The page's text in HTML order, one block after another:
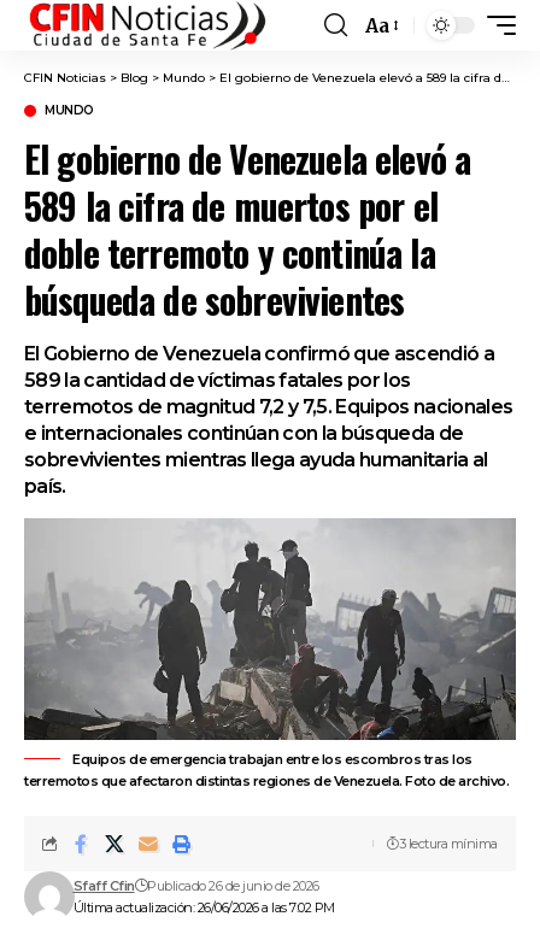
Font
Resizer
Aa
CFIN Noticias > Blog > Mundo > El gobierno de Venezuela elevó a 589 la cifra de muertos por el doble terremoto y continúa la búsqueda de sobrevivientes
MUNDO
El gobierno de Venezuela elevó a
589 la cifra de muertos por el
doble terremoto y continúa la
búsqueda de sobrevivientes
El Gobierno de Venezuela confirmó que ascendió a
589 la cantidad de víctimas fatales por los
terremotos de magnitud 7,2 y 7,5. Equipos nacionales
e internacionales continúan con la búsqueda de
sobrevivientes mientras llega ayuda humanitaria al
país.
Equipos de emergencia trabajan entre los escombros tras los
terremotos que afectaron distintas regiones de Venezuela. Foto de archivo.
Última actualización: 26/06/2026 a las 7:02 PM
Sfaff Cfin Publicado 26 de junio de 2026
3 lectura mínima